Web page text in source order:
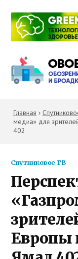
Главная ›
медиа» для
402
Спутниковое ТВ
Европы